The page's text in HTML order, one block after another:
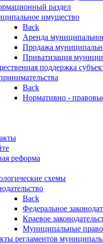
раздел
имущество
Back
Аренда
Продажа
Приватизация
поддержка
Back
Нормативно -
реформа
схемы
Back
Федеральное
Краевое
Муниципальные
регламентов